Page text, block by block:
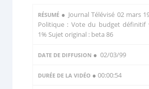
RÉSUMÉ ● Journal Télévisé 02 mars
Politique : Vote du budget définitif
1% Sujet original : beta 86
DATE DE DIFFUSION ● 02/03/99
DURÉE DE LA VIDÉO ● 00:00:54